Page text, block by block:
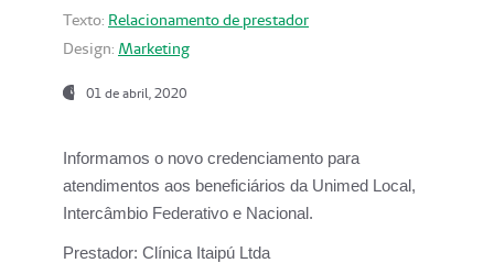
Texto: Relacionamento de prestador
Design: Marketing
01 de abril, 2020
Informamos o novo credenciamento para
atendimentos aos beneficiários da Unimed Local,
Intercâmbio Federativo e Nacional.
Prestador: Clínica Itaipú Ltda